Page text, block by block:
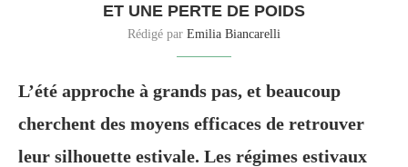
ET UNE PERTE DE POIDS
Rédigé par Emilia Biancarelli
L’été approche à grands pas, et beaucoup
cherchent des moyens efficaces de retrouver
leur silhouette estivale. Les régimes estivaux